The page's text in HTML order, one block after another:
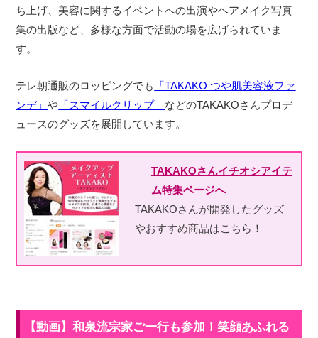
ち上げ、美容に関するイベントへの出演やヘアメイク写真
集の出版など、多様な方面で活動の場を広げられていま
す。
テレ朝通販のロッピングでも
「TAKAKO つや肌美容液ファ
ンデ」や 「スマイルクリップ」 などのTAKAKOさんプロデ
ュースのグッズを展開しています。
TAKAKOさんイチオシアイテ
ム特集ページへ
TAKAKOさんが開発したグッズ
やおすすめ商品はこちら！
【動画】和泉流宗家ご一行も参加！笑顔あふれる